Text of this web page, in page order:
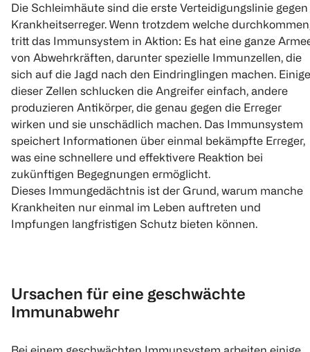
Die Schleimhäute sind die erste Verteidigungslinie gegen
Krankheitserreger. Wenn trotzdem welche
tritt das Immunsystem in Aktion: Es hat eine ganze
von Abwehrkräften, darunter spezielle Immunzellen, die
sich auf die Jagd nach den Eindringlingen machen. Einige
dieser Zellen schlucken die Angreifer einfach, andere
produzieren Antikörper, die genau gegen die Erreger
wirken und sie unschädlich machen. Das Immunsystem
speichert Informationen über einmal bekämpfte Erreger,
was eine schnellere und effektivere Reaktion bei
zukünftigen Begegnungen ermöglicht.
Dieses Immungedächtnis ist der Grund, warum manche
Krankheiten nur einmal im Leben auftreten und
Impfungen langfristigen Schutz bieten können.
Ursachen für eine geschwächte
Immunabwehr